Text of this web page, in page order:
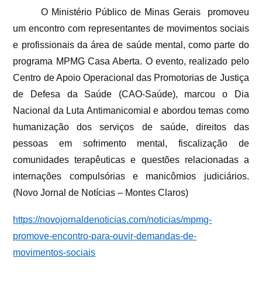
O Ministério Público de Minas Gerais
promoveu
um encontro com representantes de movimentos sociais
e profissionais da área de saúde mental, como parte do
programa MPMG Casa Aberta. O evento, realizado pelo
Centro de Apoio Operacional das Promotorias de Justiça
de Defesa da Saúde (CAO-Saúde), marcou o Dia
Nacional da Luta Antimanicomial e abordou temas como
humanização dos serviços de saúde, direitos das
pessoas em sofrimento mental, fiscalização de
comunidades terapêuticas e questões relacionadas a
internações compulsórias e manicômios judiciários.
(Novo Jornal de Notícias – Montes Claros)
https://novojornaldenoticias.com/noticias/mpmg-
promove-encontro-para-ouvir-demandas-de-
movimentos-sociais